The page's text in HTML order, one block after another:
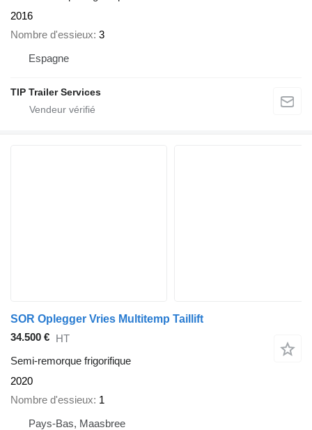
2016
Nombre d'essieux 3
Espagne
TIP Trailer Services
SOR Oplegger Vries Multitemp Taillift
34.500 € HT
Semi-remorque frigorifique
2020
Nombre d'essieux 1
Pays-Bas, Maasbree